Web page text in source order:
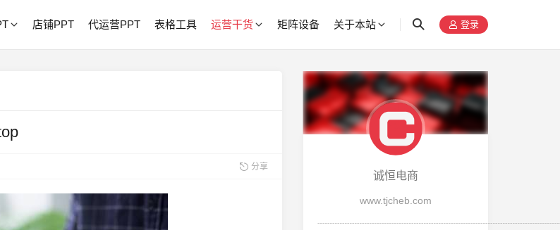
店铺PPT 代运营PPT 表格工具 运营干货 矩阵设备 关于本站 登录
分享
诚恒电商
www.tjcheb.com